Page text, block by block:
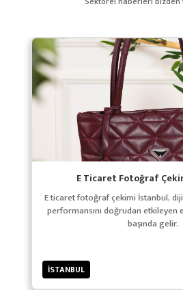
E Ticaret Fotoğraf
E ticaret fotoğraf çekimi İstanbul,
performansını doğrudan etkileyen
başında gelir.
İSTANBUL